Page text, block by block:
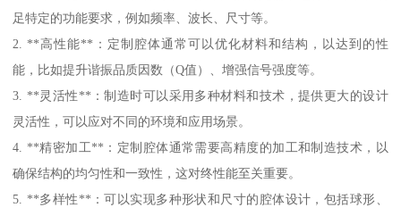
足特定的功能要求，例如频率、波长、尺寸等。
2. **高性能**：定制腔体通常可以优化材料和结构，以达到的性
能，比如提升谐振品质因数（Q值）、增强信号强度等。
3. **灵活性**：制造时可以采用多种材料和技术，提供更大的设计
灵活性，可以应对不同的环境和应用场景。
4. **精密加工**：定制腔体通常需要高精度的加工和制造技术，以
确保结构的均匀性和一致性，这对终性能至关重要。
5. **多样性**：可以实现多种形状和尺寸的腔体设计，包括球形、